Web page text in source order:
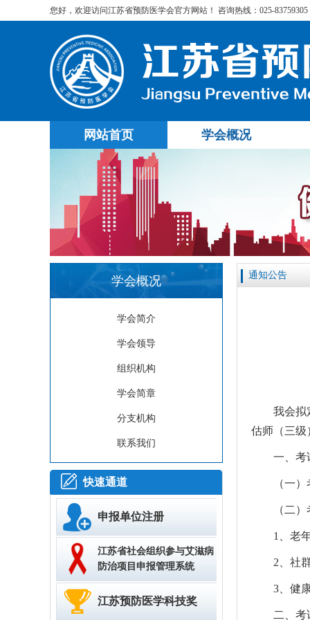
您好，欢迎访问江苏省预防医学会官方网站！ 咨询热线：025-83759305
网站首页 学会概况
学会概况
学会简介
学会领导
组织机构
学会简章
分支机构
联系我们
快速通道
申报单位注册
江苏省社会组织参与艾滋病
防治项目申报管理系统
江苏预防医学科技奖
通知公告
我会拟
估师（三级
一、考
（一
（二
1、老
2、社
3、健
二、